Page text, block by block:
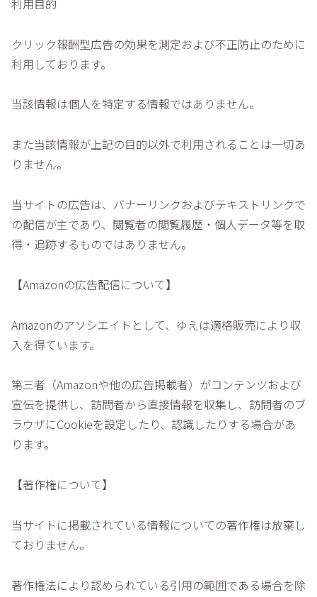
クリック報酬型広告の効果を測定および不正防止のために
利用しております。
当該情報は個人を特定する情報ではありません。
また当該情報が上記の目的以外で利用されることは一切あ
りません。
当サイトの広告は、バナーリンクおよびテキストリンクで
の配信が主であり、閲覧者の閲覧履歴・個人データ等を取
得・追跡するものではありません。
【Amazonの広告配信について】
Amazonのアソシエイトとして、ゆえは適格販売により収
入を得ています。
第三者（Amazonや他の広告掲載者）がコンテンツおよび
宣伝を提供し、訪問者から直接情報を収集し、訪問者のブ
ラウザにCookieを設定したり、認識したりする場合があ
ります。
【著作権について】
当サイトに掲載されている情報についての著作権は放棄し
ておりません。
著作権法により認められている引用の範囲である場合を除